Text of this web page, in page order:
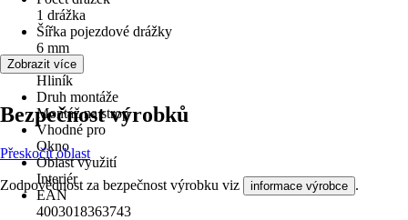
1 drážka
Šířka pojezdové drážky
6 mm
Materiál
Hliník
Druh montáže
Montáž na strop
Vhodné pro
Okno
Oblast využití
Interiér
EAN
4003018363743
Zobrazit více
Bezpečnost výrobků
Přeskočit oblast
Zodpovědnost za bezpečnost výrobku viz informace výrobce .